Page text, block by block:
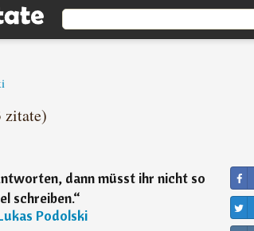
zitate)
dann müsst ihr nicht so
schreiben.“
Podolski